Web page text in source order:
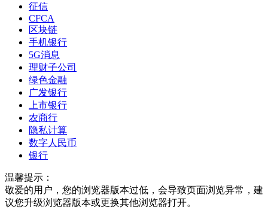
征信
CFCA
区块链
手机银行
5G消息
理财子公司
绿色金融
广发银行
上市银行
农商行
隐私计算
数字人民币
银行
温馨提示：
敬爱的用户，您的浏览器版本过低，会导致页面浏览异常，建
议您升级浏览器版本或更换其他浏览器打开。